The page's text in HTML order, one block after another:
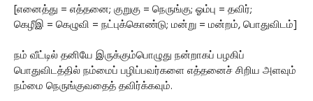
[எனைத்து = எத்தனை; குறுகு = நெருங்கு; ஓம்பு = தவிர்;
கெழீஇ = கெழுவி = நட்புக்கொண்டு; மன்று = மன்றம், பொதுவிடம்]
நம் வீட்டில் தனியே இருக்கும்பொழுது நன்றாகப் பழகிப்
பொதுவிடத்தில் நம்மைப் பழிப்பவர்களை எத்தனைச் சிறிய அளவும்
நம்மை நெருங்குவதைத் தவிர்க்கவும்.